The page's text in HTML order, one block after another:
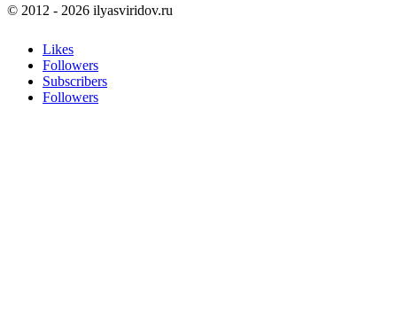
© 2012 - 2026 ilyasviridov.ru
Likes
Followers
Subscribers
Followers